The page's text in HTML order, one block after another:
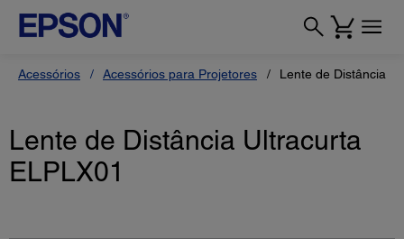
Acessórios Acessórios para Projetores Lente de Distância
Lente de Distância Ultracurta
ELPLX01